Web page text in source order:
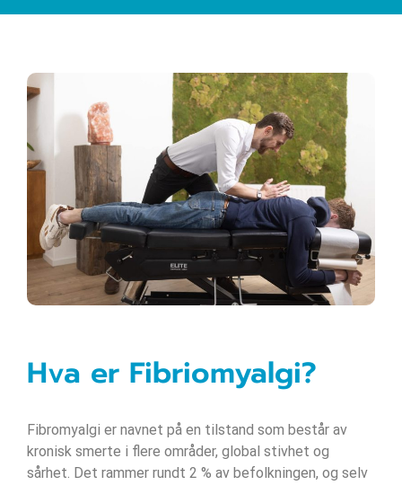
Hva er Fibriomyalgi?
Fibromyalgi er navnet på en tilstand som består av
kronisk smerte i flere områder, global stivhet og
sårhet. Det rammer rundt 2 % av befolkningen, og selv